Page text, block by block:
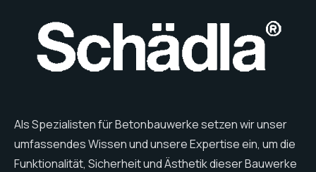
Als Spezialisten für Betonbauwerke setzen wir unser
umfassendes Wissen und unsere Expertise ein, um die
Funktionalität, Sicherheit und Ästhetik dieser Bauwerke